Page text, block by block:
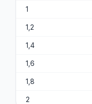
1
1,2
1,4
1,6
1,8
2